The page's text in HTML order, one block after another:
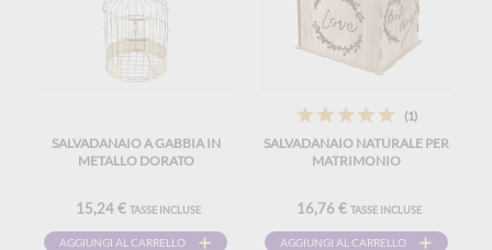
SALVADANAIO A GABBIA IN
METALLO DORATO
15,24 € TASSE INCLUSE
AGGIUNGI AL CARRELLO
(1)
SALVADANAIO NATURALE PER
MATRIMONIO
16,76 € TASSE INCLUSE
AGGIUNGI AL CARRELLO